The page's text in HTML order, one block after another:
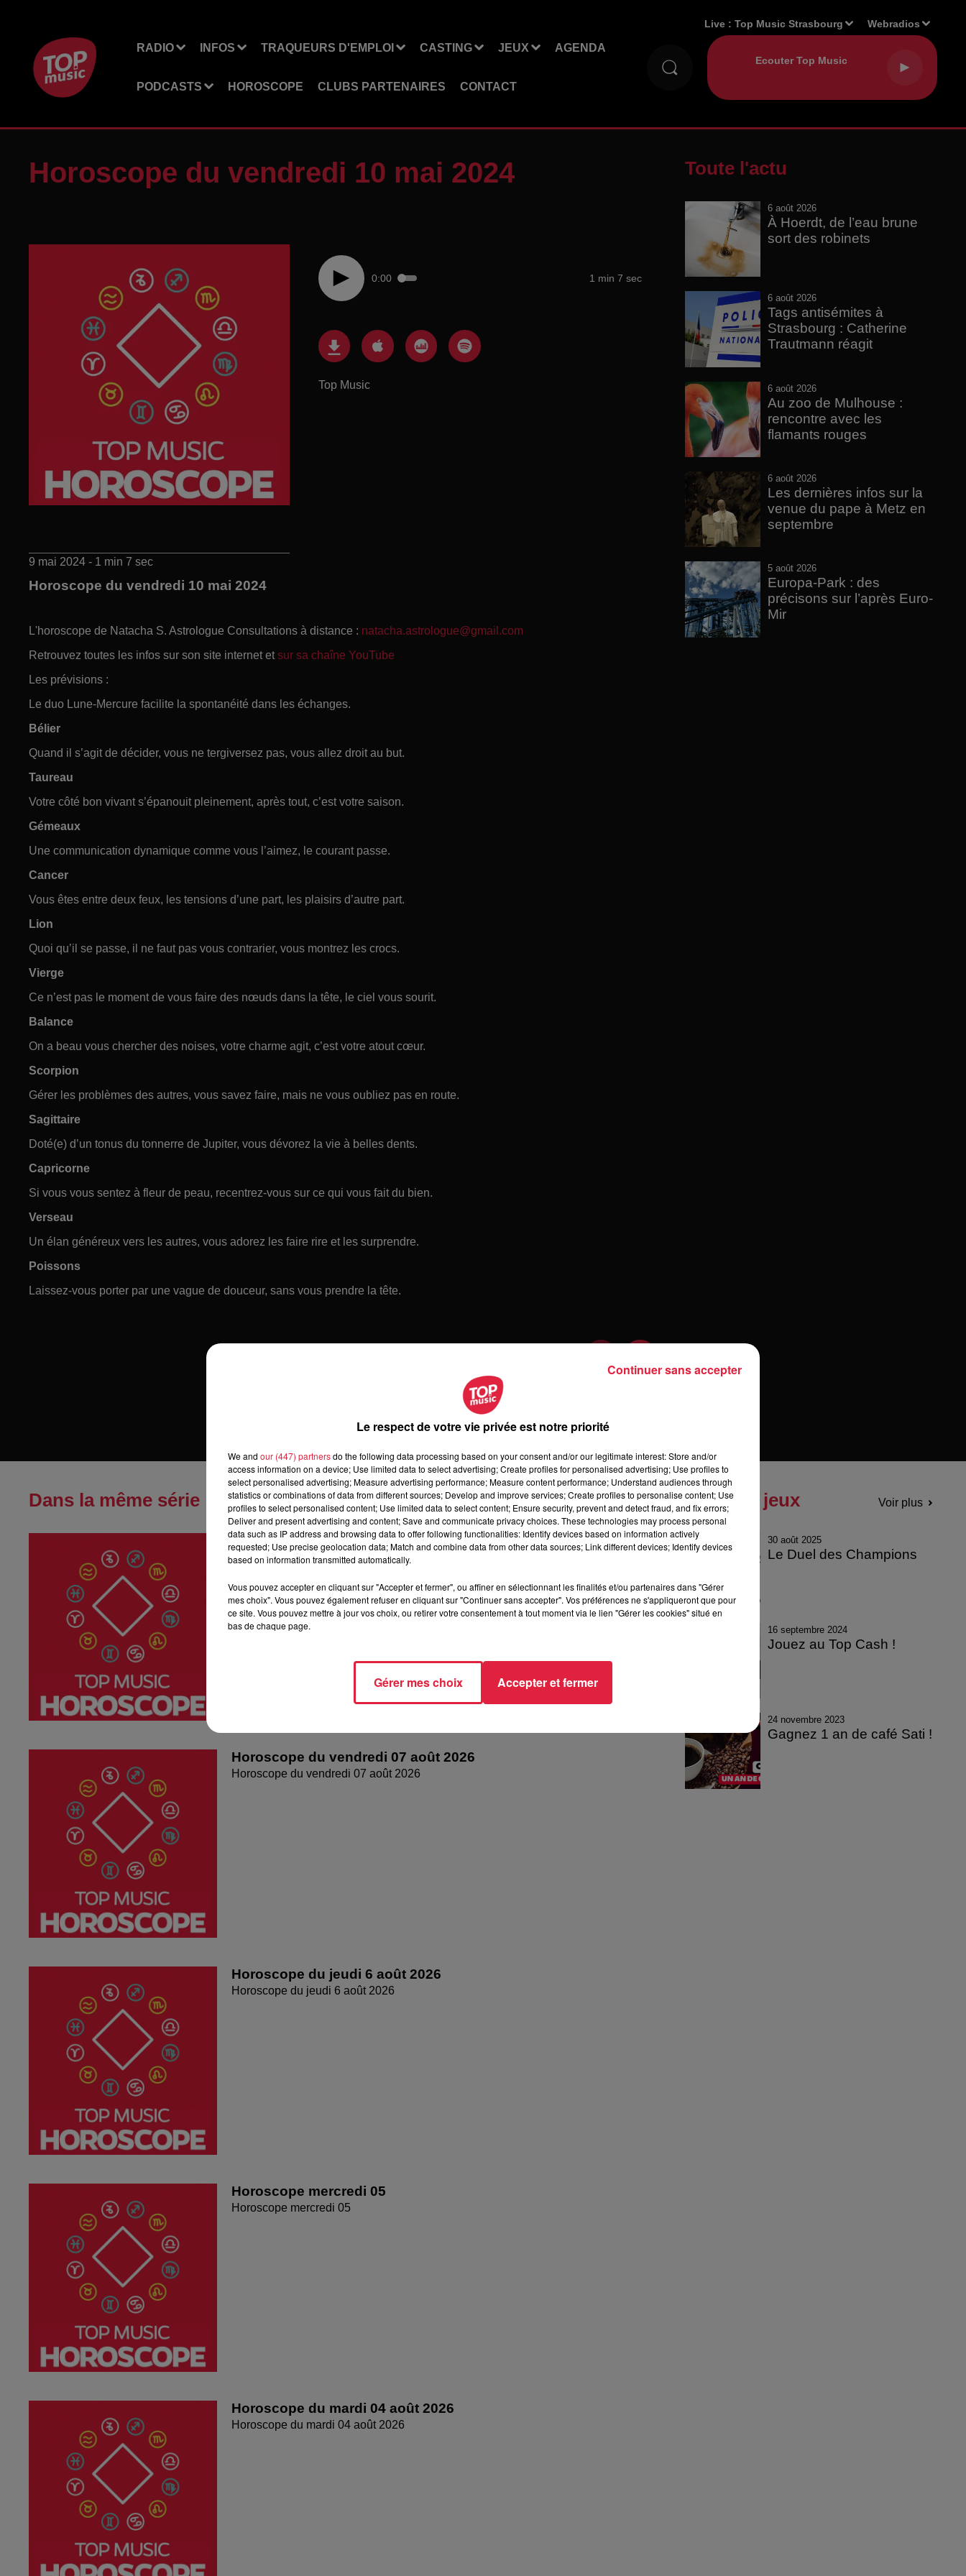
RADIO INFOS TRAQUEURS D'EMPLOI CASTING JEUX AGENDA
PODCASTS HOROSCOPE CLUBS PARTENAIRES CONTACT
Live :Top Music Strasbourg Webradios
Horoscope du vendredi 10 mai 2024
0:00 1 min 7 sec
Top Music
9 mai 2024 - 1 min 7 sec
Horoscope du vendredi 10 mai 2024
L'horoscope de Natacha S. Astrologue Consultations à distance : natacha.astrologue@gmail.com
Retrouvez toutes les infos sur son site internet et sur sa chaîne YouTube
Les prévisions :
Le duo Lune-Mercure facilite la spontanéité dans les échanges.
Bélier
Quand il s’agit de décider, vous ne tergiversez pas, vous allez droit au but.
Taureau
Votre côté bon vivant s’épanouit pleinement, après tout, c’est votre saison.
Gémeaux
Une communication dynamique comme vous l’aimez, le courant passe.
Cancer
Vous êtes entre deux feux, les tensions d’une part, les plaisirs d’autre part.
Lion
Quoi qu’il se passe, il ne faut pas vous contrarier, vous montrez les crocs.
Vierge
Ce n’est pas le moment de vous faire des nœuds dans la tête, le ciel vous sourit.
Balance
On a beau vous chercher des noises, votre charme agit, c’est votre atout cœur.
Scorpion
Gérer les problèmes des autres, vous savez faire, mais ne vous oubliez pas en route.
Sagittaire
Doté(e) d’un tonus du tonnerre de Jupiter, vous dévorez la vie à belles dents.
Capricorne
Si vous vous sentez à fleur de peau, recentrez-vous sur ce qui vous fait du bien.
Verseau
Un élan généreux vers les autres, vous adorez les faire rire et les surprendre.
Poissons
Laissez-vous porter par une vague de douceur, sans vous prendre la tête.
Toute l'actu
6 août 2026
À Hoerdt, de l’eau brune
sort des robinets
6 août 2026
Tags antisémites à
Strasbourg : Catherine
Trautmann réagit
6 août 2026
Au zoo de Mulhouse :
rencontre avec les
flamants rouges
6 août 2026
Les dernières infos sur la
venue du pape à Metz en
septembre
5 août 2026
Europa-Park : des
précisons sur l’après Euro-
Mir
Dans la même série
Horoscope du samedi 08 août 2026
Horoscope du samedi 08 août 2026
Horoscope du vendredi 07 août 2026
Horoscope du vendredi 07 août 2026
Horoscope du jeudi 6 août 2026
Horoscope du jeudi 6 août 2026
Horoscope mercredi 05
Horoscope mercredi 05
Horoscope du mardi 04 août 2026
Horoscope du mardi 04 août 2026
Tous les jeux Voir plus
30 août 2025
Le Duel des Champions
16 septembre 2024
Jouez au Top Cash !
24 novembre 2023
Gagnez 1 an de café Sati !
Le respect de votre vie privée est notre priorité
We and our (447) partnersdo the following data processing based on your consent and/or our legitimate interest: Store and/or
access information on a device; Use limited data to select advertising; Create profiles for personalised advertising; Use profiles to
select personalised advertising; Measure advertising performance; Measure content performance; Understand audiences through
statistics or combinations of data from different sources; Develop and improve services; Create profiles to personalise content; Use
profiles to select personalised content; Use limited data to select content; Ensure security, prevent and detect fraud, and fix errors;
Deliver and present advertising and content; Save and communicate privacy choices. These technologies may process personal
data such as IP address and browsing data to offer following functionalities: Identify devices based on information actively
requested; Use precise geolocation data; Match and combine data from other data sources; Link different devices; Identify devices
based on information transmitted automatically.
Vous pouvez accepter en cliquant sur "Accepter et fermer", ou affiner en sélectionnant les finalités et/ou partenaires dans "Gérer
mes choix". Vous pouvez également refuser en cliquant sur "Continuer sans accepter". Vos préférences ne s'appliqueront que pour
ce site. Vous pouvez mettre à jour vos choix, ou retirer votre consentement à tout moment via le lien "Gérer les cookies" situé en
bas de chaque page.
Gérer mes choix Accepter et fermer
Continuer sans accepter